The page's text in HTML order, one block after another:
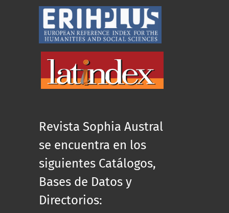
Revista Sophia Austral
se encuentra en los
siguientes Catálogos,
Bases de Datos y
Directorios: